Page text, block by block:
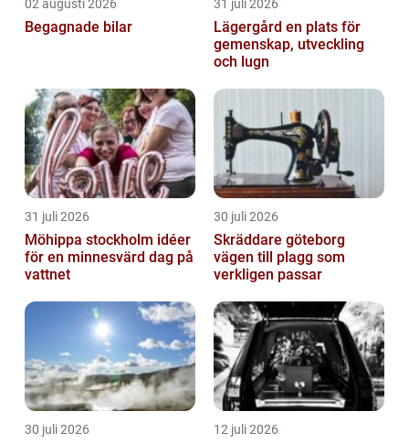
02 augusti 2026
Begagnade bilar
31 juli 2026
Lägergård en plats för
gemenskap, utveckling
och lugn
31 juli 2026
Möhippa stockholm idéer
för en minnesvärd dag på
vattnet
30 juli 2026
Skräddare göteborg
vägen till plagg som
verkligen passar
30 juli 2026 12 juli 2026